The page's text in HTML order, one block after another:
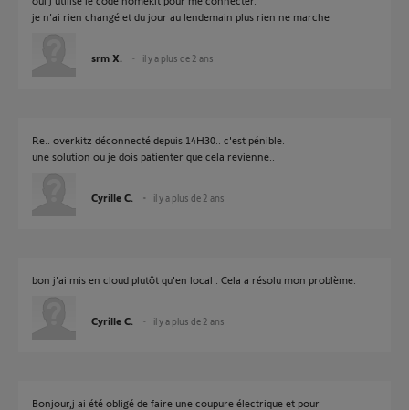
je n’ai rien changé et du jour au lendemain plus rien ne marche
srm X. il y a plus de 2 ans
Re.. overkitz déconnecté depuis 14H30.. c'est pénible.
une solution ou je dois patienter que cela revienne..
Cyrille C. il y a plus de 2 ans
bon j'ai mis en cloud plutôt qu'en local . Cela a résolu mon problème.
Cyrille C. il y a plus de 2 ans
Bonjour,j ai été obligé de faire une coupure électrique et pour